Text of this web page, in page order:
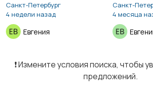
Курьеры | Доставка
Маркетинг и реклама
Санкт-Петербург
4 недели назад
Евгения
Санкт-
4 месяца
❗️ Измените условия поиска, чтобы
предложений.